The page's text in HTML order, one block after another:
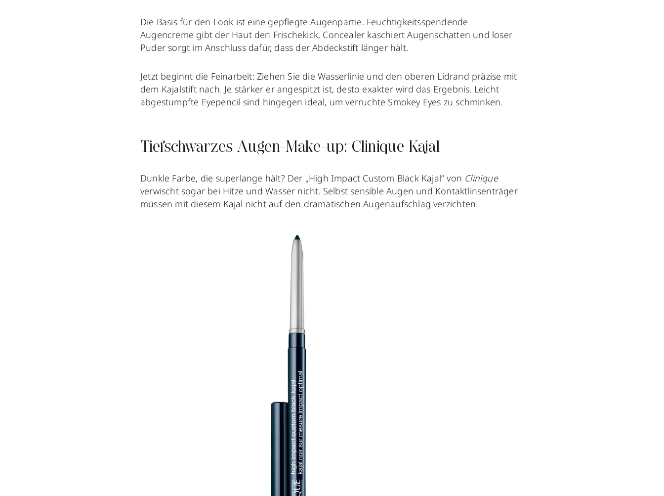
Die Basis für den Look ist eine gepflegte Augenpartie. Feuchtigkeitsspendende
Augencreme gibt der Haut den Frischekick, Concealer kaschiert Augenschatten und loser
Puder sorgt im Anschluss dafür, dass der Abdeckstift länger hält.
Jetzt beginnt die Feinarbeit: Ziehen Sie die Wasserlinie und den oberen Lidrand präzise mit
dem Kajalstift nach. Je stärker er angespitzt ist, desto exakter wird das Ergebnis. Leicht
abgestumpfte Eyepencil sind hingegen ideal, um verruchte Smokey Eyes zu schminken.
Tiefschwarzes Augen-Make-up: Clinique Kajal
Dunkle Farbe, die superlange hält? Der „High Impact Custom Black Kajal“ von Clinique
verwischt sogar bei Hitze und Wasser nicht. Selbst sensible Augen und Kontaktlinsenträger
müssen mit diesem Kajal nicht auf den dramatischen Augenaufschlag verzichten.